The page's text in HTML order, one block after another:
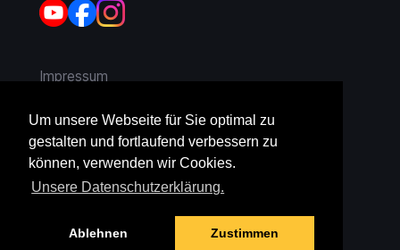
Um unsere Webseite für Sie optimal zu
gestalten und fortlaufend verbessern zu
können, verwenden wir Cookies.
Unsere Datenschutzerklärung.
Ablehnen Zustimmen
Impressum
AGB
Widerruf